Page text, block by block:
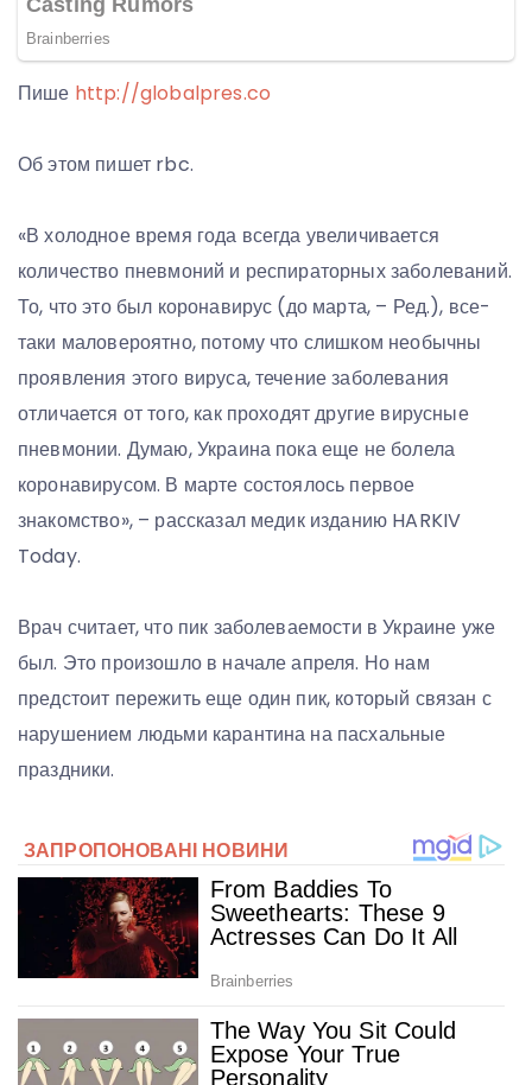
Пише http://globalpres.co
Об этом пишет rbc.
«В холодное время года всегда увеличивается
количество пневмоний и респираторных заболеваний.
То, что это был коронавирус (до марта, – Ред.), все-
таки маловероятно, потому что слишком необычны
проявления этого вируса, течение заболевания
отличается от того, как проходят другие вирусные
пневмонии. Думаю, Украина пока еще не болела
коронавирусом. В марте состоялось первое
знакомство», – рассказал медик изданию HARKIV
Today.
Врач считает, что пик заболеваемости в Украине уже
был. Это произошло в начале апреля. Но нам
предстоит пережить еще один пик, который связан с
нарушением людьми карантина на пасхальные
праздники.